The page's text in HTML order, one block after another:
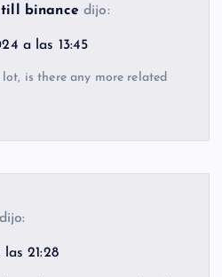
binance dijo:
a las 13:45
is there any more related
dijo:
21:28